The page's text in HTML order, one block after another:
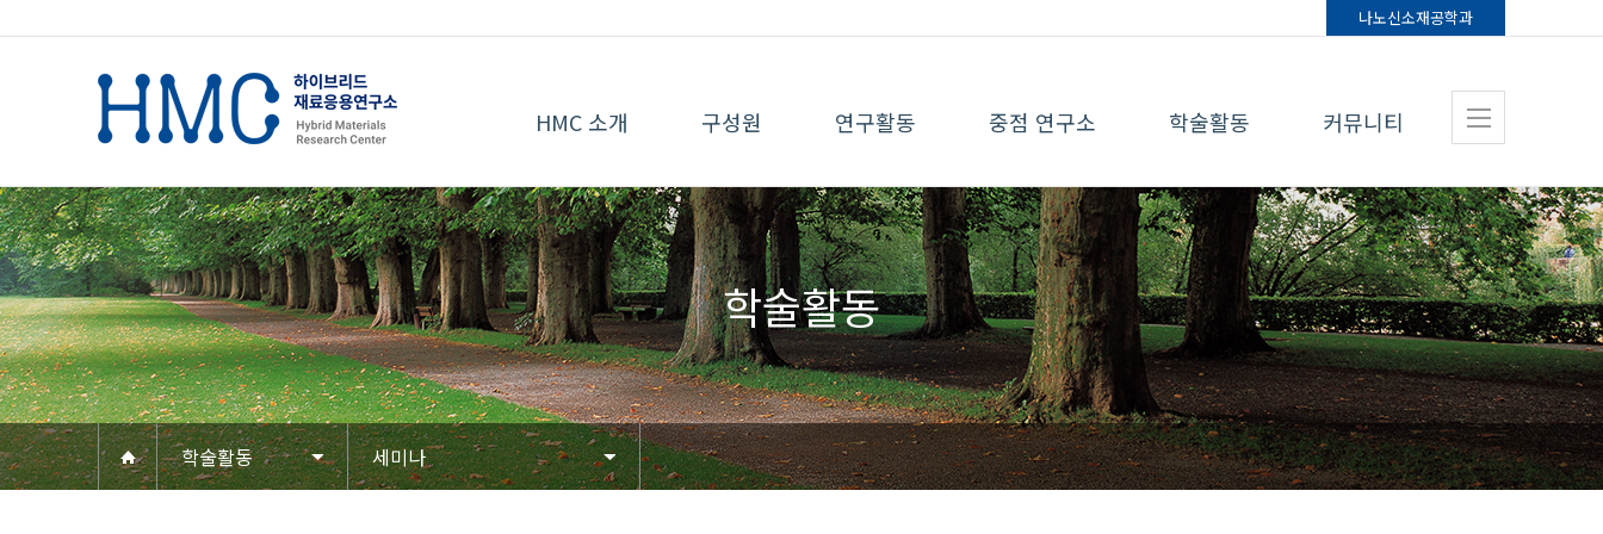
나노신소재공학과
HMC 소개 구성원 연구활동 중점 연구소 학술활동 커뮤니티
학술활동
학술활동 세미나